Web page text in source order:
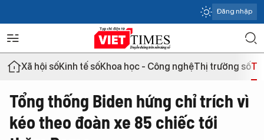
Đăng nhập
Xã hội sốKinh tế sốKhoa học - Công nghệThị trường số
Tổng thống Biden hứng chỉ trích vì
kéo theo đoàn xe 85 chiếc tới